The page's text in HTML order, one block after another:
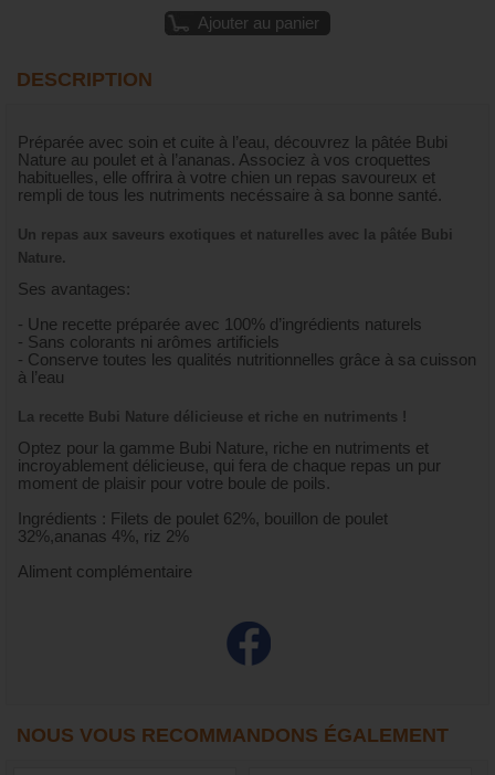
Ajouter au panier
DESCRIPTION
Préparée avec soin et cuite à l’eau, découvrez la pâtée Bubi
Nature au poulet et à l’ananas. Associez à vos croquettes
habituelles, elle offrira à votre chien un repas savoureux et
rempli de tous les nutriments necéssaire à sa bonne santé.
Un repas aux saveurs exotiques et naturelles avec la pâtée Bubi
Nature.
Ses avantages:
- Une recette préparée avec 100% d’ingrédients naturels
- Sans colorants ni arômes artificiels
- Conserve toutes les qualités nutritionnelles grâce à sa cuisson
à l’eau
La recette Bubi Nature délicieuse et riche en nutriments !
Optez pour la gamme Bubi Nature, riche en nutriments et
incroyablement délicieuse, qui fera de chaque repas un pur
moment de plaisir pour votre boule de poils.
Ingrédients : Filets de poulet 62%, bouillon de poulet
32%,ananas 4%, riz 2%
Aliment complémentaire
NOUS VOUS RECOMMANDONS ÉGALEMENT